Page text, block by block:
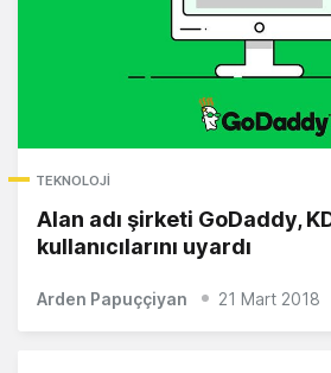
TEKNOLOJI
Alan adı şirketi GoDaddy,
kullanıcılarını uyardı
Arden Papuççiyan 21 Mart 2018